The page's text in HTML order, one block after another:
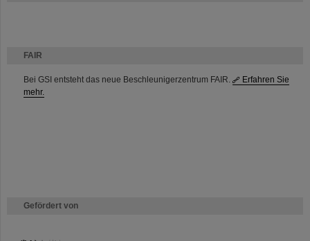
FAIR
Bei GSI entsteht das neue Beschleunigerzentrum FAIR.
Erfahren Sie
mehr.
Gefördert von